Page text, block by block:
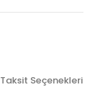
Taksit Seçenekleri